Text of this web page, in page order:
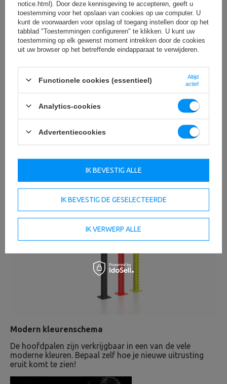
Modern kleurenschema
De hoofdpalen zijn verkrijgbaar in een van de vele
moderne kleuren. Bepaal zelf hoe je nieuwe uitrusting
eruit komt te zien!
notice.html). Door deze kennisgeving te accepteren, geeft u
toestemming voor het opslaan van cookies op uw computer. U
kunt de voorwaarden voor opslag of toegang instellen door op het
tabblad "Toestemmingen configureren" te klikken. U kunt uw
toestemming op elk gewenst moment intrekken door de cookies
uit uw browser op het betreffende eindapparaat te verwijderen.
Functionele cookies (essentieel)
Altijd
actief
Analytics-cookies
Advertentiecookies
IK BEVESTIG DE GESELECTEERDE
IK VERWERP ALLE
IK BEVESTIG ALLE